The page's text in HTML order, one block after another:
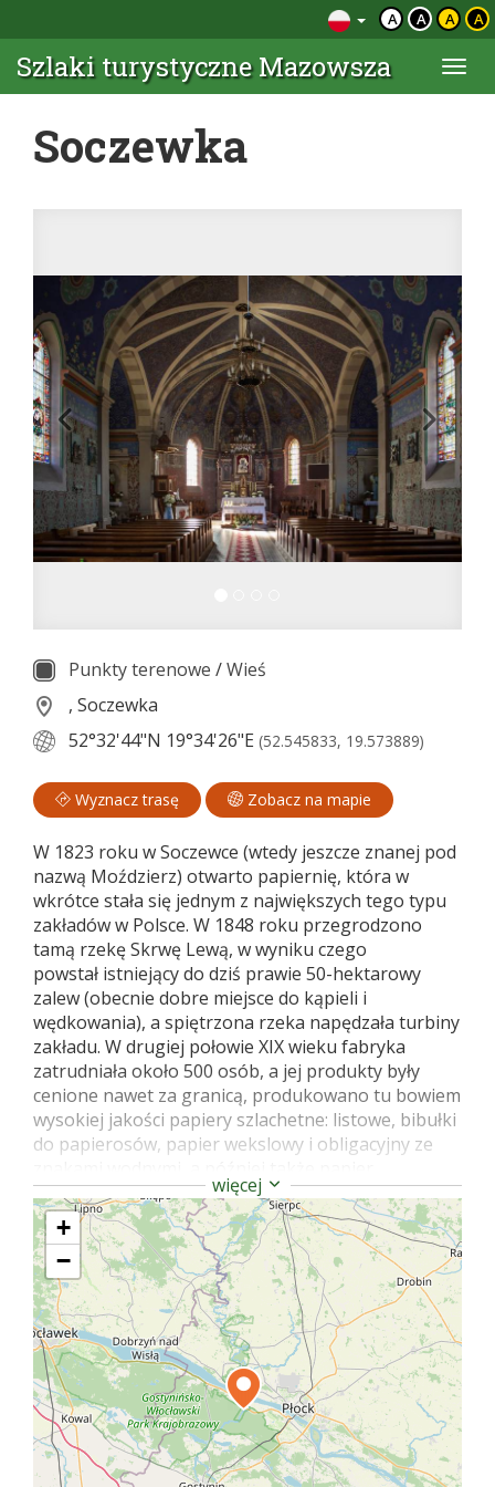
A A A A
Szlaki turystyczne Mazowsza
Soczewka
Punkty terenowe /Wieś
, Soczewka
52°32'44"N 19°34'26"E (52.545833, 19.573889)
Wyznacz trasę Zobacz na mapie
W 1823 roku w Soczewce (wtedy jeszcze znanej pod
nazwą Moździerz) otwarto papiernię, która w
wkrótce stała się jednym z największych tego typu
zakładów w Polsce. W 1848 roku przegrodzono
tamą rzekę Skrwę Lewą, w wyniku czego
powstał istniejący do dziś prawie 50-hektarowy
zalew (obecnie dobre miejsce do kąpieli i
wędkowania), a spiętrzona rzeka napędzała turbiny
zakładu. W drugiej połowie XIX wieku fabryka
zatrudniała około 500 osób, a jej produkty były
cenione nawet za granicą, produkowano tu bowiem
wysokiej jakości papiery szlachetne: listowe, bibułki
do papierosów, papier wekslowy i obligacyjny ze
fotograficzny. W latach 1842-84 papiernią kierował
Jan Epstein, prawnik, bankier i filantrop. To za jego
czasów zakład osiągnął szczyt swojego rozwoju, on
także zlecił budowę istniejącego do dziś zespołu
dworskiego. Murowany dwór to w większości
parterowy budynek z piętrową wystawką. Był
kilkukrotnie przebudowywany, w tym także w
czasie II wojny światowej. Obecnie w rękach
prywatnych, w trakcie renowacji konserwatorskiej.
Wokół dworu niewielki park zaprojektowany na
planie trójkąta, z zachowanym starym
drzewostanem i aleją lipową. Można zwiedzać po
więcej
+
−